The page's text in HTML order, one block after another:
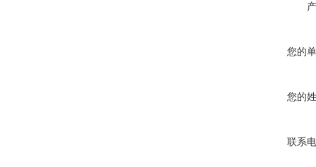
您的
您的
联系